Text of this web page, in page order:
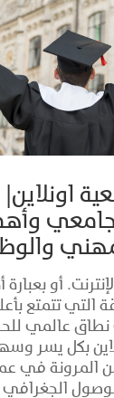
اونلاين|
أو بعبارة
التي تتمتع
نطاق عالمي
بكل يسر
المرونة في